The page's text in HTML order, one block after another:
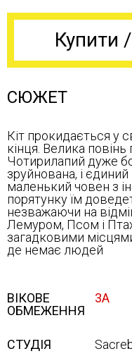
Купити
СЮЖЕТ
Кіт прокидається у
кінця. Велика
Чотирилапий дуже
зруйнована, і
маленький човен з
порятунку їм
незважаючи на
Лемуром, Псом і
загадковими
де немає людей
ВІКОВЕ
ОБМЕЖЕННЯ
3А
СТУДІЯ